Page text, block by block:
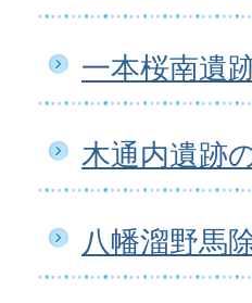
一本桜南遺
木通内遺跡
八幡溜野馬